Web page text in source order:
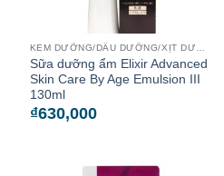
KEM DƯỠNG/DẦU DƯỠNG/XỊT DƯỠNG
Sữa dưỡng ẩm Elixir Advanced
Skin Care By Age Emulsion III
130ml
₫630,000